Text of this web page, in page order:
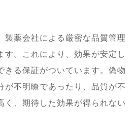
製薬会社による厳密な品質管理
す。これにより、効果が安定し
きる保証がついています。偽物
が不明瞭であったり、品質が不
く、期待した効果が得られない